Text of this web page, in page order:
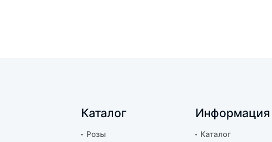
Каталог
Розы
Информация
Каталог